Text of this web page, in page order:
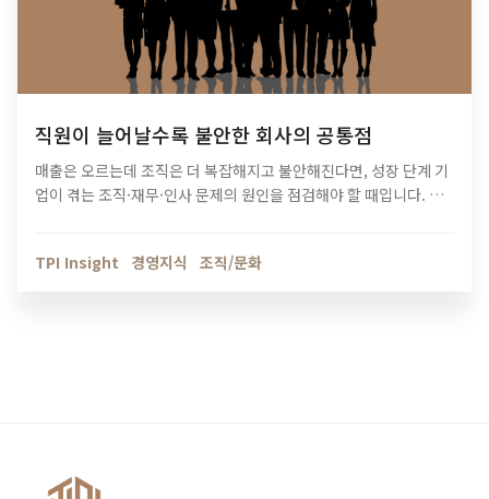
직원이 늘어날수록 불안한 회사의 공통점
매출은 오르는데 조직은 더 복잡해지고 불안해진다면, 성장 단계 기
업이 겪는 조직·재무·인사 문제의 원인을 점검해야 할 때입니다. 티
TPI Insight
경영지식 조직/문화